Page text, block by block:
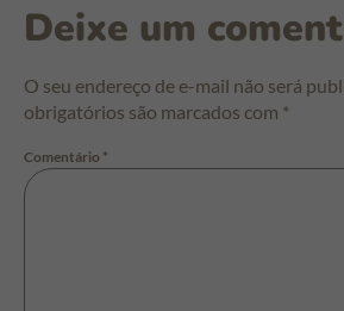
Deixe um
O seu endereço de e-mail não será
obrigatórios são marcados com *
Comentário *